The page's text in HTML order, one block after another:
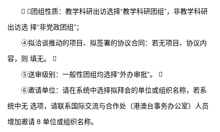
 ③团组性质：教学科研出访选择“教学科研团组”，非教学科研
出访选 择“非党政团组”；
④拟洽谈推动的项目、拟签署的协议合同：若无项目、协议内
容，则 填无。 
⑤送审级别：一般性团组均选择“外办审批”。 
⑥邀请单位：请在系统中选择拟拜会的单位或组织名称，若系
统中无 选项，请联系国际交流与合作处（港澳台事务办公室）人员
增加邀请 8 单位或组织名称。